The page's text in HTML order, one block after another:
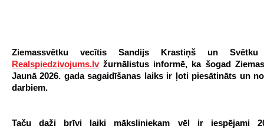
Ziemassvētku vecītis Sandijs Krastiņš un Svētku
Realspiedzivojums.lvžurnālistus informē, ka šogad
Jaunā 2026. gada sagaidīšanas laiks ir ļoti piesātināts un
darbiem.
Taču daži brīvi laiki māksliniekam vēl ir iespējami